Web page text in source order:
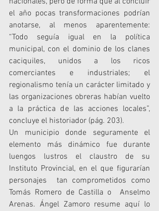
el año pocas transformaciones podrían
anotarse, al menos aparentemente:
“Todo seguía igual en la política
municipal, con el dominio de los clanes
caciquiles, unidos a los ricos
comerciantes e industriales; el
regionalismo tenía un carácter limitado y
las organizaciones obreras habían vuelto
a la práctica de las acciones locales”,
concluye el historiador (pág. 203).
Un municipio donde seguramente el
elemento más dinámico fue durante
luengos lustros el claustro de su
Instituto Provincial, en el que figurarían
personajes  tan comprometidos como
Tomás Romero de Castilla o  Anselmo
Arenas. Ángel Zamoro resume aquí lo